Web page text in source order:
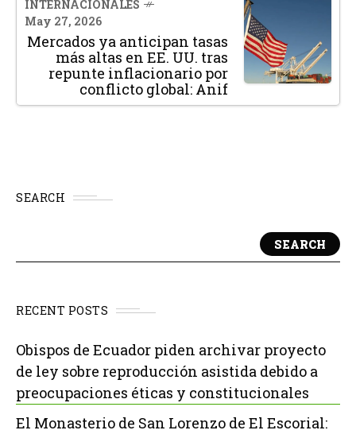
INTERNACIONALES
May 27, 2026
Mercados ya anticipan tasas
más altas en EE. UU. tras
repunte inflacionario por
conflicto global: Anif
SEARCH
SEARCH
RECENT POSTS
Obispos de Ecuador piden archivar proyecto
de ley sobre reproducción asistida debido a
preocupaciones éticas y constitucionales
El Monasterio de San Lorenzo de El Escorial: